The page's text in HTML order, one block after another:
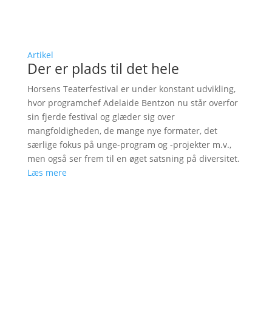
Artikel
Der er plads til det hele
Horsens Teaterfestival er under konstant udvikling,
hvor programchef Adelaide Bentzon nu står overfor
sin fjerde festival og glæder sig over
mangfoldigheden, de mange nye formater, det
særlige fokus på unge-program og -projekter m.v.,
men også ser frem til en øget satsning på diversitet.
Læs mere